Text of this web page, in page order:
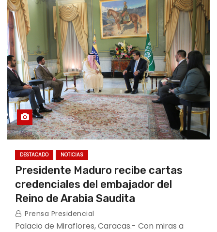
DESTACADO NOTICIAS
Presidente Maduro recibe cartas
credenciales del embajador del
Reino de Arabia Saudita
Prensa Presidencial
Palacio de Miraflores, Caracas.- Con miras a